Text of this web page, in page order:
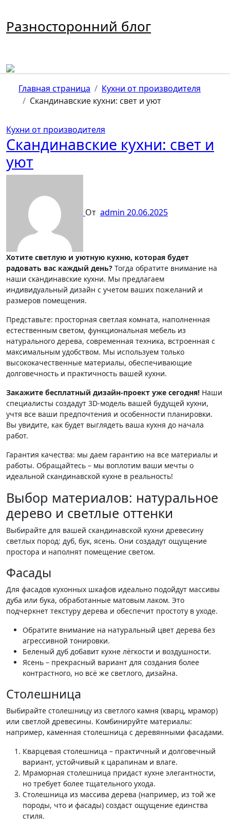
содержимому
Разносторонний блог
Главная страница
Кухни от производителя
Скандинавские кухни: свет и уют
Кухни от производителя
Скандинавские кухни: свет и
уют
От admin 20.06.2025
Хотите светлую и уютную кухню, которая будет
радовать вас каждый день? Тогда обратите внимание на
наши скандинавские кухни. Мы предлагаем
индивидуальный дизайн с учетом ваших пожеланий и
размеров помещения.
Представьте: просторная светлая комната, наполненная
естественным светом, функциональная мебель из
натурального дерева, современная техника, встроенная с
максимальным удобством. Мы используем только
высококачественные материалы, обеспечивающие
долговечность и практичность вашей кухни.
Закажите бесплатный дизайн-проект уже сегодня! Наши
специалисты создадут 3D-модель вашей будущей кухни,
учтя все ваши предпочтения и особенности планировки.
Вы увидите, как будет выглядеть ваша кухня до начала
работ.
Гарантия качества: мы даем гарантию на все материалы и
работы. Обращайтесь – мы воплотим ваши мечты о
идеальной скандинавской кухне в реальность!
Выбор материалов: натуральное
дерево и светлые оттенки
Выбирайте для вашей скандинавской кухни древесину
светлых пород: дуб, бук, ясень. Они создадут ощущение
простора и наполнят помещение светом.
Фасады
Для фасадов кухонных шкафов идеально подойдут массивы
дуба или бука, обработанные матовым лаком. Это
подчеркнет текстуру дерева и обеспечит простоту в уходе.
Обратите внимание на натуральный цвет дерева без
агрессивной тонировки.
Беленый дуб добавит кухне лёгкости и воздушности.
Ясень – прекрасный вариант для создания более
контрастного, но всё же светлого, дизайна.
Столешница
Выбирайте столешницу из светлого камня (кварц, мрамор)
или светлой древесины. Комбинируйте материалы:
например, каменная столешница с деревянными фасадами.
Кварцевая столешница – практичный и долговечный
вариант, устойчивый к царапинам и влаге.
Мраморная столешница придаст кухне элегантности,
но требует более тщательного ухода.
Столешница из массива дерева (например, из той же
породы, что и фасады) создаст ощущение единства
стиля.